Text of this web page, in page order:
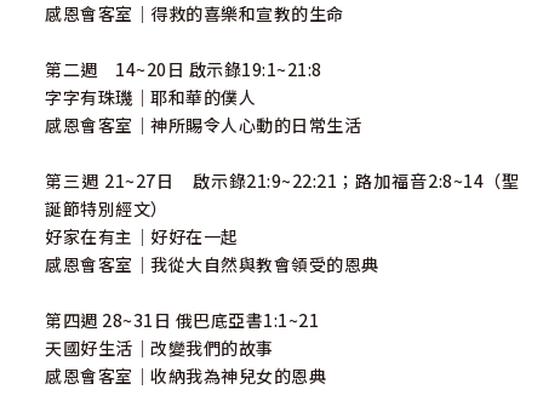
感恩會客室｜得救的喜樂和宣教的生命
第二週 14~20日 啟示錄19:1~21:8
字字有珠璣｜耶和華的僕人
感恩會客室｜神所賜令人心動的日常生活
第三週 21~27日 啟示錄21:9~22:21；路加福音2:8~14（聖
誕節特別經文）
好家在有主｜好好在一起
感恩會客室｜我從大自然與教會領受的恩典
第四週 28~31日 俄巴底亞書1:1~21
天國好生活｜改變我們的故事
感恩會客室｜收納我為神兒女的恩典